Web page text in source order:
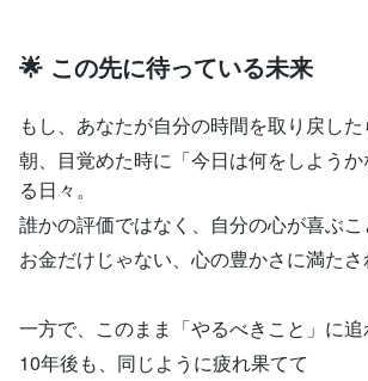
🌟 この先に待っている未来
もし、あなたが自分の時間を取り戻した
朝、目覚めた時に「今日は何をしよう
る日々。
誰かの評価ではなく、自分の心が喜ぶこ
お金だけじゃない、心の豊かさに満た
一方で、このまま「やるべきこと」に追
10年後も、同じように疲れ果てて